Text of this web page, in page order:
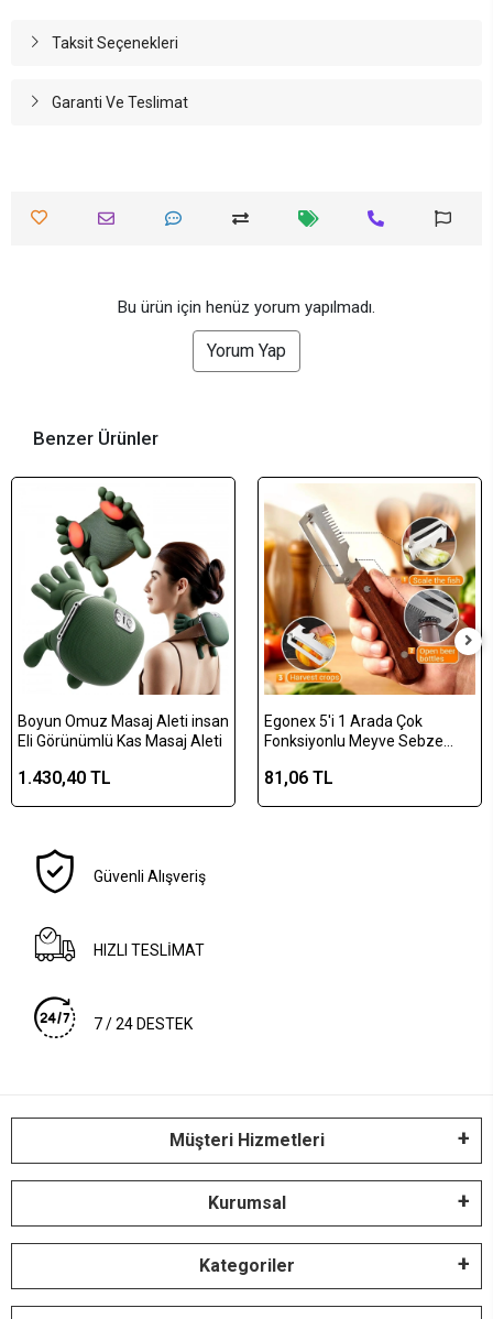
Taksit Seçenekleri
Garanti Ve Teslimat
Bu ürün için henüz yorum yapılmadı.
Yorum Yap
Benzer Ürünler
Boyun Omuz Masaj Aleti insan
Eli Görünümlü Kas Masaj Aleti
1.430,40 TL
Egonex 5'i 1 Arada Çok
Fonksiyonlu Meyve Sebze
Şişe Açacağı – Ahşap Saplı
81,06 TL
Güvenli Alışveriş
HIZLI TESLİMAT
7 / 24 DESTEK
Müşteri Hizmetleri
Kurumsal
Kategoriler